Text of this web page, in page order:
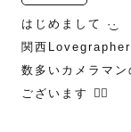
はじめまして ·͜·
関西
数多いカメラマ
ございます ♡⃛